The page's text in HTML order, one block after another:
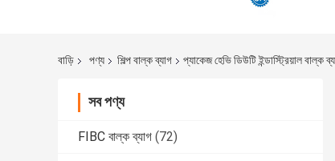
বাড়ি পণ্য শিল্প বাল্ক ব্যাগ প্যাকেজ হেভি ডিউটি ​​ইন্ডাস্ট্রিয়াল বাল্ক
সব পণ্য
FIBC বাল্ক ব্যাগ (72)